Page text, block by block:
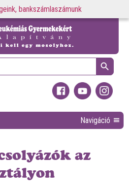
bankszámlaszámunk
Search Button
Navigáció
az